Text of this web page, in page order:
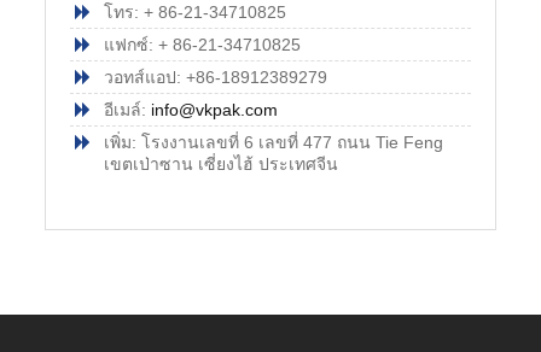
โทร: + 86-21-34710825
แฟกซ์: + 86-21-34710825
วอทส์แอป: +86-18912389279
อีเมล์: info@vkpak.com
เพิ่ม: โรงงานเลขที่ 6 เลขที่ 477 ถนน Tie Feng
เขตเป่าซาน เซี่ยงไฮ้ ประเทศจีน